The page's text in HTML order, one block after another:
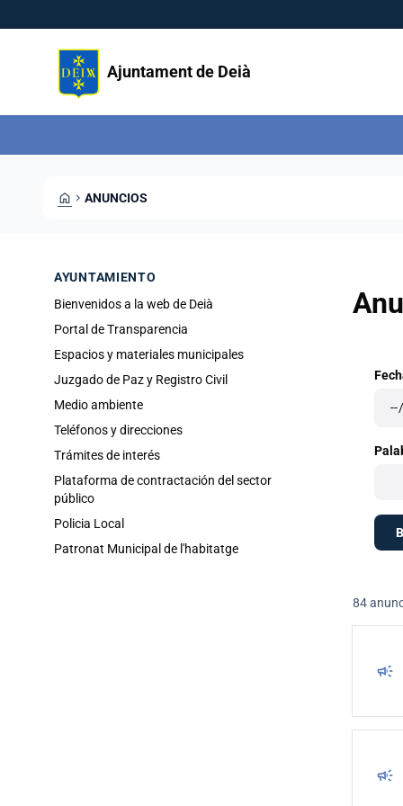
Ajuntament de Deià
HOME CHEVRON_RIGHT ANUNCIOS
AYUNTAMIENTO
Bienvenidos a la web de Deià
Portal de Transparencia
Espacios y materiales municipales
Juzgado de Paz y Registro Civil
Medio ambiente
Teléfonos y direcciones
Trámites de interés
Plataforma de contractación del sector
público
Policia Local
Patronat Municipal de l'habitatge
84
campaign
campaign